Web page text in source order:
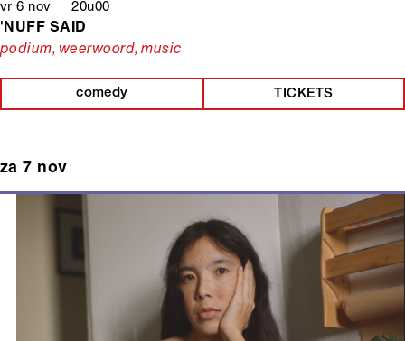
vr 6 nov 20u00
'NUFF SAID
podium, weerwoord, music
comedy TICKETS
za 7 nov